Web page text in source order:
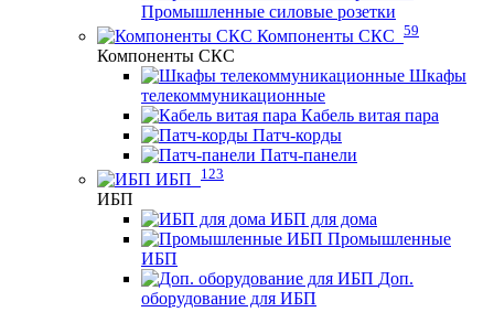
Промышленные силовые розетки
Компоненты СКС 59
Компоненты СКС
Шкафы
телекоммуникационные
Кабель витая пара
Патч-корды
Патч-панели
ИБП
123
ИБП
ИБП для дома
Промышленные
ИБП
Доп.
оборудование для ИБП